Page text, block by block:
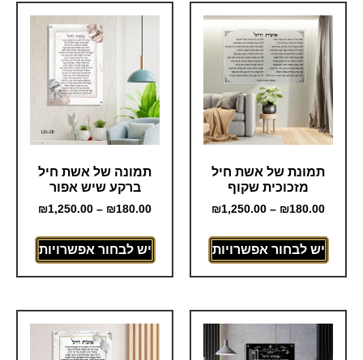
תמונת של אשת חיל
מזכוכית שקוף
₪180.00
–
₪1,250.00
יש לבחור אפשרויות
תמונה של אשת חיל
ברקע שיש אפור
₪180.00
–
₪1,250.00
יש לבחור אפשרויות